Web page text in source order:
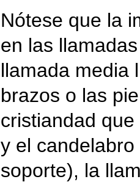
Nótese que la
en las
llamada media
brazos o las
cristiandad
y el
soporte), la